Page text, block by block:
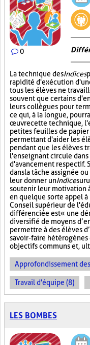
0
La technique desIndices
rapidité d'exécution
tous les élèves ne
souvent que certains
leurs collègues pour
ce qui, à la longue,
œuvre cette technique,
petites feuilles de papier
permettant d'aider les
pendant que les élèves
l'enseignant circule
d'avancement respectif.
dans la tâche assignée
leur donner unIndicesur
soutenir leur motivation
en quelque sorte appel
Conseil supérieur de
différenciée est « une
diversifié de moyens
permettre à des élèves
savoir-faire
objectifs communs et,
Approfondissement
Travail d'équipe (8)
LES BOMBES